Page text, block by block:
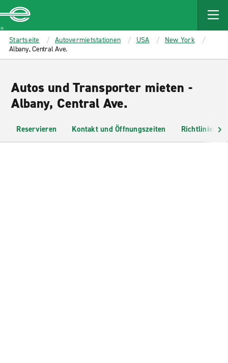
MAIN
CONTENT
Enterprise
Startseite Autovermietstationen USA
New York
Albany, Central Ave.
Autos und Transporter mieten -
Albany, Central Ave.
Reservieren Kontakt und Öffnungszeiten Richtlinien